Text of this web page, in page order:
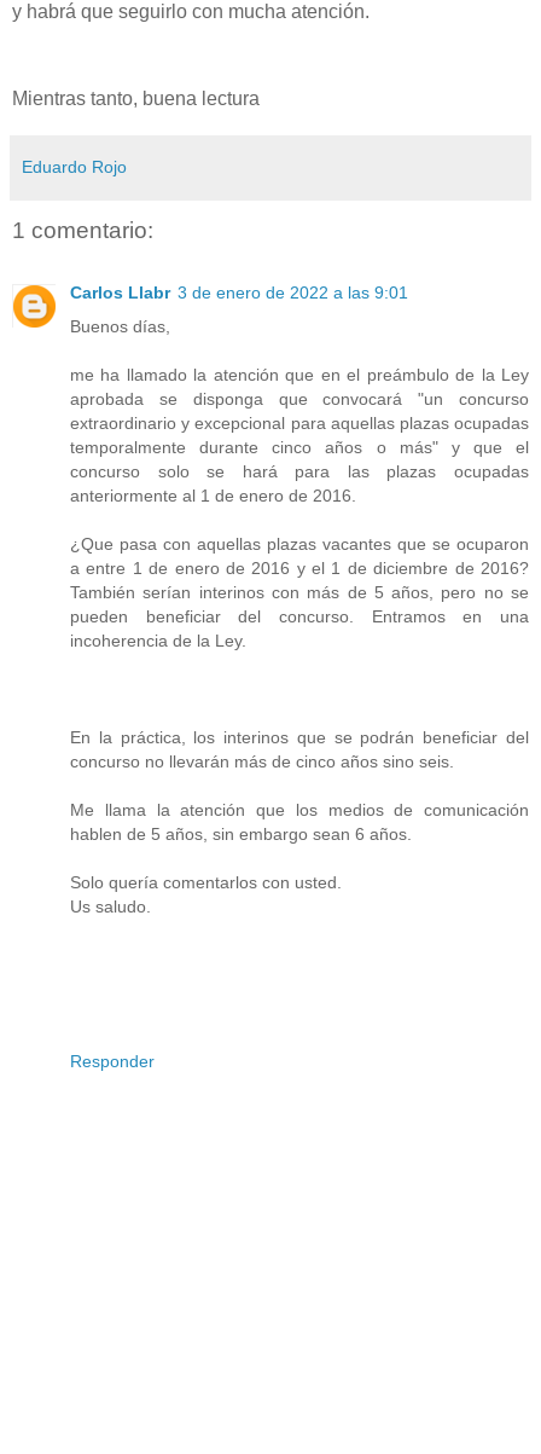
y habrá que seguirlo con mucha atención.
Mientras tanto, buena lectura
Eduardo Rojo
1 comentario:
Carlos Llabr 3 de enero de 2022 a las 9:01
Buenos días,
me ha llamado la atención que en el preámbulo de la Ley
aprobada se disponga que convocará "un concurso
extraordinario y excepcional para aquellas plazas ocupadas
temporalmente durante cinco años o más" y que el
concurso solo se hará para las plazas ocupadas
anteriormente al 1 de enero de 2016.
¿Que pasa con aquellas plazas vacantes que se ocuparon
a entre 1 de enero de 2016 y el 1 de diciembre de 2016?
También serían interinos con más de 5 años, pero no se
pueden beneficiar del concurso. Entramos en una
incoherencia de la Ley.
En la práctica, los interinos que se podrán beneficiar del
concurso no llevarán más de cinco años sino seis.
Me llama la atención que los medios de comunicación
hablen de 5 años, sin embargo sean 6 años.
Solo quería comentarlos con usted.
Us saludo.
Responder